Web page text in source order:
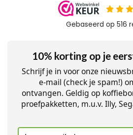
10% korting op je
Schrijf je in voor onze
e-mail (check je spam!)
ontvangen. Geldig op
proefpakketten, m.u.v. Illy,